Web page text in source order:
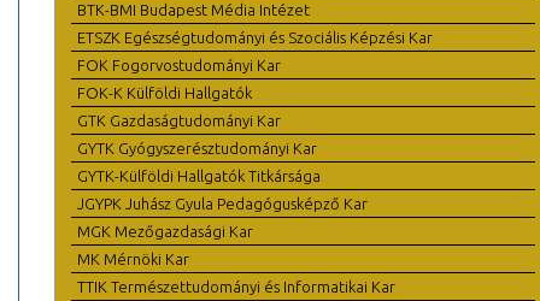
BTK-BMI Budapest Média Intézet
ETSZK Egészségtudományi és Szociális Képzési Kar
FOK Fogorvostudományi Kar
FOK-K Külföldi Hallgatók
GTK Gazdaságtudományi Kar
GYTK Gyógyszerésztudományi Kar
GYTK-Külföldi Hallgatók Titkársága
JGYPK Juhász Gyula Pedagógusképző Kar
MGK Mezőgazdasági Kar
MK Mérnöki Kar
TTIK Természettudományi és Informatikai Kar